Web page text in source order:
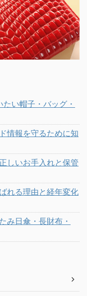
い帽子・バッグ・
情報を守るために知
しいお手入れと保管
れる理由と経年変化
み日傘・長財布・